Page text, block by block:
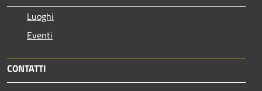
Luoghi
Eventi
CONTATTI